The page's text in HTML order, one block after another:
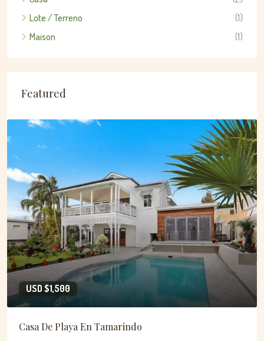
Lote / Terreno
(1)
Maison
(1)
Featured
USD $1,500
Casa De Playa En Tamarindo